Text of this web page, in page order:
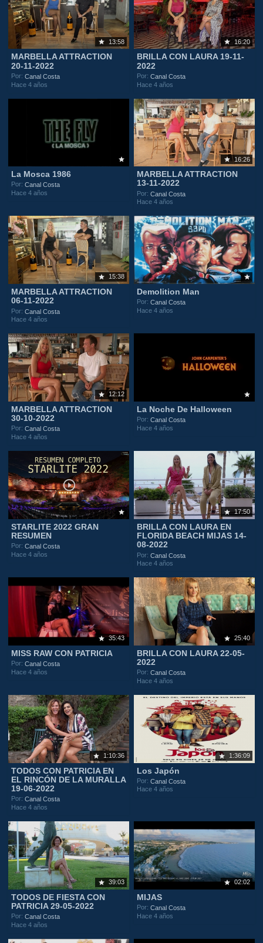
13:58
MARBELLA ATTRACTION
20-11-2022
Por:Canal Costa
Hace 4 años
16:20
BRILLA CON LAURA 19-11-
2022
Por:Canal Costa
Hace 4 años
La Mosca 1986
Por:Canal Costa
Hace 4 años
16:26
MARBELLA ATTRACTION
13-11-2022
Por:Canal Costa
Hace 4 años
15:38
MARBELLA ATTRACTION
06-11-2022
Por:Canal Costa
Hace 4 años
Demolition Man
Por:Canal Costa
Hace 4 años
12:12
MARBELLA ATTRACTION
30-10-2022
Por:Canal Costa
Hace 4 años
La Noche De Halloween
Por:Canal Costa
Hace 4 años
STARLITE 2022 GRAN
RESUMEN
Por:Canal Costa
Hace 4 años
17:50
BRILLA CON LAURA EN
FLORIDA BEACH MIJAS 14-
08-2022
Por:Canal Costa
Hace 4 años
35:43
MISS RAW CON PATRICIA
Por:Canal Costa
Hace 4 años
25:40
BRILLA CON LAURA 22-05-
2022
Por:Canal Costa
Hace 4 años
1:10:36
TODOS CON PATRICIA EN
EL RINCÓN DE LA MURALLA
19-06-2022
Por:Canal Costa
Hace 4 años
1:36:09
Los Japón
Por:Canal Costa
Hace 4 años
39:03
TODOS DE FIESTA CON
PATRICIA 29-05-2022
Por:Canal Costa
Hace 4 años
02:02
MIJAS
Por:Canal Costa
Hace 4 años